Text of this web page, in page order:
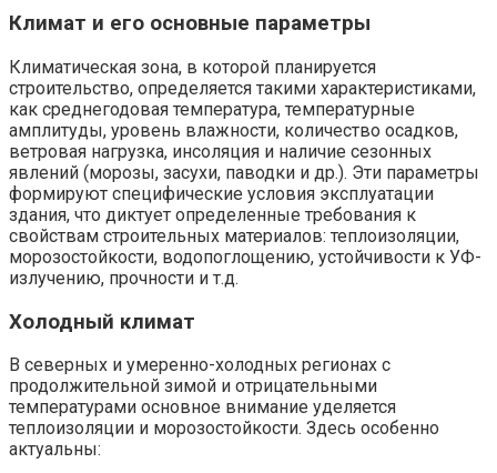
Климат и его основные параметры
Климатическая зона, в которой планируется
строительство, определяется такими характеристиками,
как среднегодовая температура, температурные
амплитуды, уровень влажности, количество осадков,
ветровая нагрузка, инсоляция и наличие сезонных
явлений (морозы, засухи, паводки и др.). Эти параметры
формируют специфические условия эксплуатации
здания, что диктует определенные требования к
свойствам строительных материалов: теплоизоляции,
морозостойкости, водопоглощению, устойчивости к УФ-
излучению, прочности и т.д.
Холодный климат
В северных и умеренно-холодных регионах с
продолжительной зимой и отрицательными
температурами основное внимание уделяется
теплоизоляции и морозостойкости. Здесь особенно
актуальны: